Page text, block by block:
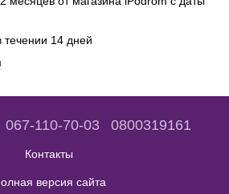
течении 14 дней
067-110-70-03 0800319161
Контакты
версия сайта